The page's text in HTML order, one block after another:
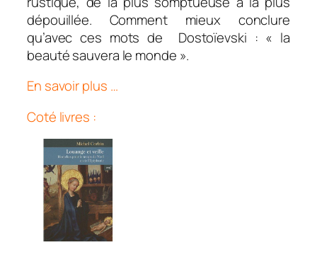
dépouillée. Comment mieux conclure
qu’avec ces mots de Dostoïevski : « la
beauté sauvera le monde ».
En savoir plus …
Coté livres :